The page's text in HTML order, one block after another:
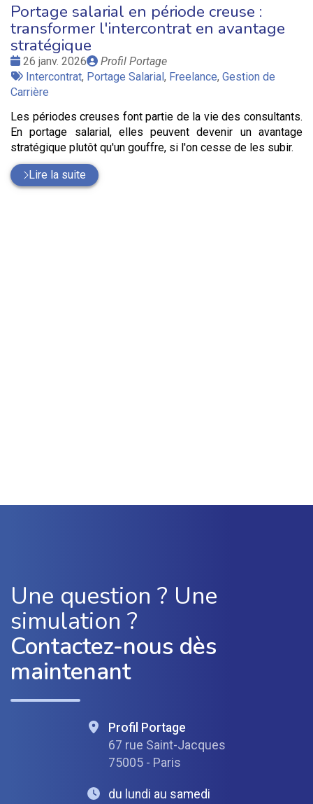
Portage salarial en période creuse :
transformer l'intercontrat en avantage
stratégique
Date
:
26 janv. 2026
Publié
par
Profil Portage
Tags
:
Intercontrat, Portage Salarial, Freelance, Gestion de
Carrière
Les périodes creuses font partie de la vie des consultants.
En portage salarial, elles peuvent devenir un avantage
stratégique plutôt qu'un gouffre, si l'on cesse de les subir.
Lire la suite
Une question ? Une
simulation ?
Contactez-nous dès
maintenant
Profil Portage
67 rue Saint-Jacques
75005 - Paris
du lundi au samedi